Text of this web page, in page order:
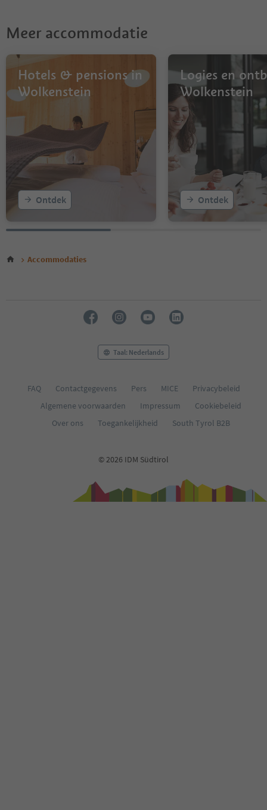
Meer accommodatie
Hotels & pensions in
Wolkenstein
Ontdek
Logies en
Wolkenstein
Ontdek
Accommodaties
Taal: Nederlands
FAQ Contactgegevens Pers MICE
Privacybeleid
Algemene voorwaarden
Impressum
Cookiebeleid
Over ons
Toegankelijkheid South Tyrol B2B
© 2026 IDM Südtirol